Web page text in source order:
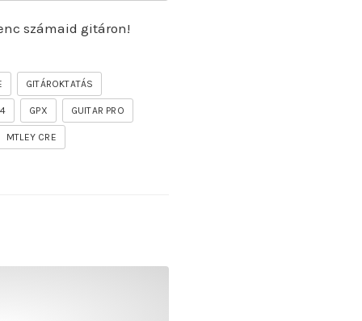
számaid gitáron!
GITÁROKTATÁS
GPX GUITAR PRO
MTLEY CRE